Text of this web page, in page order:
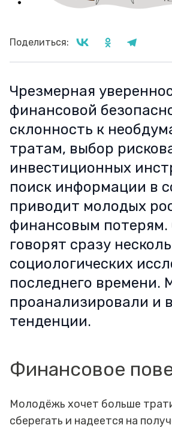
Поделиться:
Чрезмерная
финансовой
склонность к
тратам, выбор
инвестиционных
поиск информации в
приводит молодых
финансовым потерям.
говорят сразу
социологических
последнего времени.
проанализировали и
тенденции.
Финансовое
Молодёжь хочет больше
сберегать и надеется на